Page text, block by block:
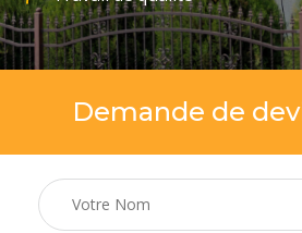
Demande de